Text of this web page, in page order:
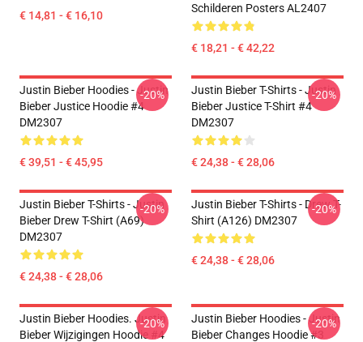
€ 14,81 - € 16,10
Schilderen Posters AL2407
€ 18,21 - € 42,22
Justin Bieber Hoodies - Justin
Bieber Justice Hoodie #4
DM2307
€ 39,51 - € 45,95
-20%
Justin Bieber T-Shirts - Justin
Bieber Justice T-Shirt #4
DM2307
€ 24,38 - € 28,06
-20%
Justin Bieber T-Shirts - Justin
Bieber Drew T-Shirt (A69)
DM2307
€ 24,38 - € 28,06
-20%
Justin Bieber T-Shirts - Drew T-
Shirt (A126) DM2307
€ 24,38 - € 28,06
-20%
Justin Bieber Hoodies. Justin
Bieber Wijzigingen Hoodie #4
-20%
Justin Bieber Hoodies - Justin
Bieber Changes Hoodie #3
-20%